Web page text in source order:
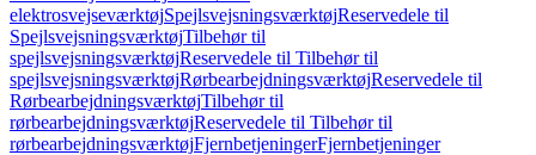
elektrosvejseværktøjSpejlsvejsningsværktøjReservedele til
SpejlsvejsningsværktøjTilbehør til
spejlsvejsningsværktøjReservedele til Tilbehør til
spejlsvejsningsværktøjRørbearbejdningsværktøjReservedele til
RørbearbejdningsværktøjTilbehør til
rørbearbejdningsværktøjReservedele til Tilbehør til
rørbearbejdningsværktøjFjernbetjeningerFjernbetjeninger